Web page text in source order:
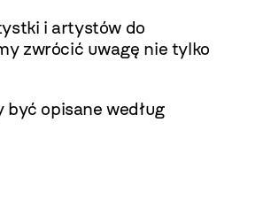
i artystów do
zwrócić uwagę nie tylko
być opisane według